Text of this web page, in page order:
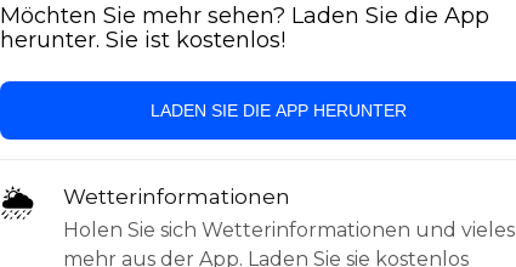
Möchten Sie mehr sehen? Laden Sie die App
herunter. Sie ist kostenlos!
LADEN SIE DIE APP HERUNTER
🌦 Wetterinformationen
Holen Sie sich Wetterinformationen und vieles
mehr aus der App. Laden Sie sie kostenlos